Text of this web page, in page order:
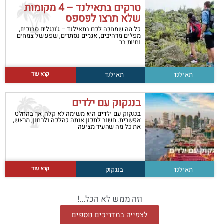
טרקים בתאילנד – 4 מקומות
שלא תרצו לפספס
כל מה שמחכה לכם בתאילנד – ג'ונגלים סבוכים,
מפלים מרהיבים, אגמים נסתרים, שפע של צמחים
וחיות בר
תאילנד תאילנד קרא עוד
בנגקוק עם ילדים
בנגקוק עם ילדים היא משימה לא קלה, אך בהחלט
אפשרית. חשוב לתכנן אותה כהלכה ולבחון, מראש,
את כל מה שהעיר מציעה
תאילנד בנגקוק קרא עוד
וזה ממש לא הכל...!
לצפייה במדריכים נוספים